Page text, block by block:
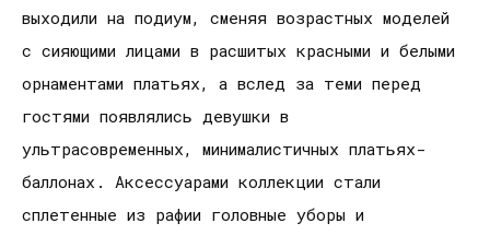
выходили на подиум, сменяя возрастных моделей
с сияющими лицами в расшитых красными и белыми
орнаментами платьях, а вслед за теми перед
гостями появлялись девушки в
ультрасовременных, минималистичных платьях-
баллонах. Аксессуарами коллекции стали
сплетенные из рафии головные уборы и